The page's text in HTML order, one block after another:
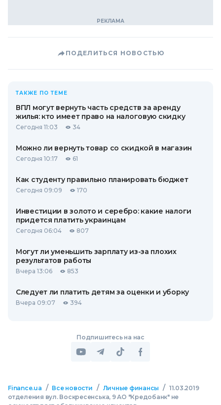
ПОДЕЛИТЬСЯ НОВОСТЬЮ
ТАКЖЕ ПО ТЕМЕ
ВПЛ могут вернуть часть средств за аренду
жилья: кто имеет право на налоговую скидку
Сегодня 11:03 34
Можно ли вернуть товар со скидкой в ​​магазин
Сегодня 10:17 61
Как студенту правильно планировать бюджет
Сегодня 09:09 170
Инвестиции в золото и серебро: какие налоги
придется платить украинцам
Сегодня 06:04 807
Могут ли уменьшить зарплату из-за плохих
результатов работы
Вчера 13:06 853
Следует ли платить детям за оценки и уборку
Вчера 09:07 394
Подпишитесь на нас
Finance.ua / Все новости / Личные финансы / 11.03.2019
отделения вул. Воскресенська, 9 АО "Кредобанк" не